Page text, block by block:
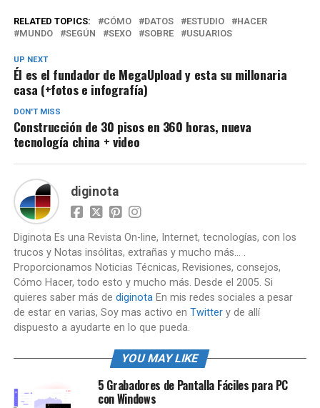
RELATED TOPICS: CÓMO DATOS ESTUDIO
HACER
MUNDO
SEGÚN SEXO SOBRE USUARIOS
UP NEXT
Él es el fundador de MegaUpload y esta su millonaria
casa (+fotos e infografía)
DON'T MISS
Construcción de 30 pisos en 360 horas, nueva
tecnología china + video
diginota
Diginota Es una Revista On-line, Internet, tecnologías, con los
trucos y Notas insólitas, extrañas y mucho más... .
Proporcionamos Noticias Técnicas, Revisiones, consejos,
Cómo Hacer, todo esto y mucho más. Desde el 2005. Si
quieres saber más de diginotaEn mis redes sociales a pesar
de estar en varias, Soy mas activo en Twittery de allí
dispuesto a ayudarte en lo que pueda.
YOU MAY LIKE
5 Grabadores de Pantalla Fáciles para PC
con Windows